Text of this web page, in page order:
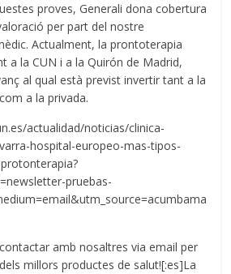
proves, Generali dona cobertura
per part del nostre
Actualment, la prontoterapia
a la CUN i a la Quirón de Madrid,
al qual està previst invertir tant a la
a la privada.
actualidad/noticias/clinica-
hospital-europeo-mas-tipos-
pruebas-
amb nosaltres via email per
millors productes de salut![:es]La